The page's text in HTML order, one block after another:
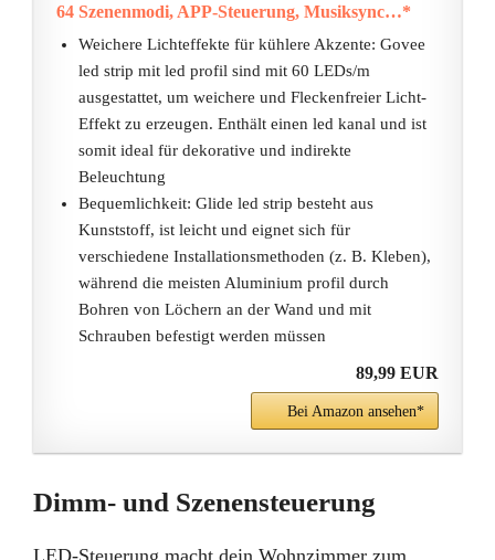
64 Szenenmodi, APP-Steuerung, Musiksync…*
Weichere Lichteffekte für kühlere Akzente: Govee
led strip mit led profil sind mit 60 LEDs/m
ausgestattet, um weichere und Fleckenfreier Licht-
Effekt zu erzeugen. Enthält einen led kanal und ist
somit ideal für dekorative und indirekte
Beleuchtung
Bequemlichkeit: Glide led strip besteht aus
Kunststoff, ist leicht und eignet sich für
verschiedene Installationsmethoden (z. B. Kleben),
während die meisten Aluminium profil durch
Bohren von Löchern an der Wand und mit
Schrauben befestigt werden müssen
89,99 EUR
Bei Amazon ansehen*
Dimm- und Szenensteuerung